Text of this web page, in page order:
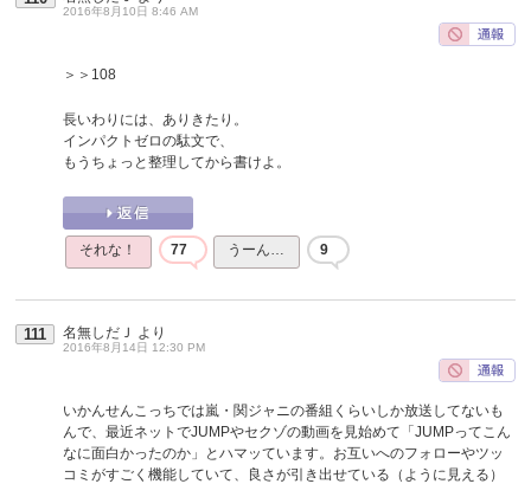
2016年8月10日 8:46 AM
＞＞108
長いわりには、ありきたり。
インパクトゼロの駄文で、
もうちょっと整理してから書けよ。
それな！ 77 うーん… 9
111 名無しだＪ より
2016年8月14日 12:30 PM
いかんせんこっちでは嵐・関ジャニの番組くらいしか放送してないも
んで、最近ネットでJUMPやセクゾの動画を見始めて「JUMPってこん
なに面白かったのか」とハマッています。お互いへのフォローやツッ
コミがすごく機能していて、良さが引き出せている（ように見える）